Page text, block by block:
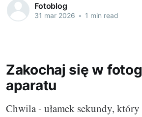
Fotoblog
31 mar 2026 • 1 min read
Zakochaj się w
aparatu
Chwila - ułamek sekundy,